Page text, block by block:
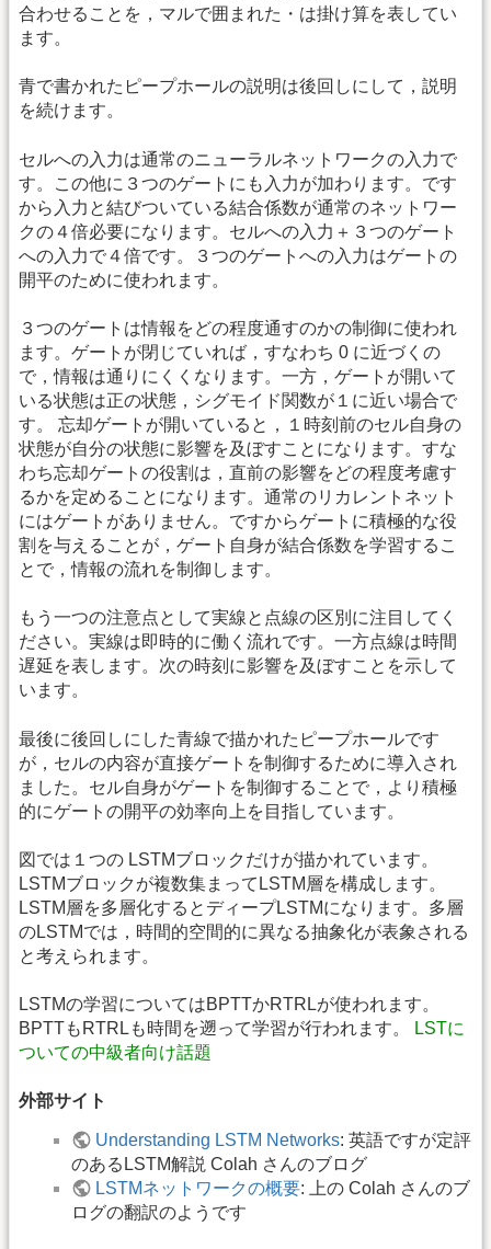
合わせることを，マルで囲まれた・は掛け算を表してい
ます。
青で書かれたピープホールの説明は後回しにして，説明
を続けます。
セルへの入力は通常のニューラルネットワークの入力で
す。この他に３つのゲートにも入力が加わります。です
から入力と結びついている結合係数が通常のネットワー
クの４倍必要になります。セルへの入力＋３つのゲート
への入力で４倍です。３つのゲートへの入力はゲートの
開平のために使われます。
３つのゲートは情報をどの程度通すのかの制御に使われ
ます。ゲートが閉じていれば，すなわち 0 に近づくの
で，情報は通りにくくなります。一方，ゲートが開いて
いる状態は正の状態，シグモイド関数が１に近い場合で
す。 忘却ゲートが開いていると，１時刻前のセル自身の
状態が自分の状態に影響を及ぼすことになります。すな
わち忘却ゲートの役割は，直前の影響をどの程度考慮す
るかを定めることになります。通常のリカレントネット
にはゲートがありません。ですからゲートに積極的な役
割を与えることが，ゲート自身が結合係数を学習するこ
とで，情報の流れを制御します。
もう一つの注意点として実線と点線の区別に注目してく
ださい。実線は即時的に働く流れです。一方点線は時間
遅延を表します。次の時刻に影響を及ぼすことを示して
います。
最後に後回しにした青線で描かれたピープホールです
が，セルの内容が直接ゲートを制御するために導入され
ました。セル自身がゲートを制御することで，より積極
的にゲートの開平の効率向上を目指しています。
図では１つの LSTMブロックだけが描かれています。
LSTMブロックが複数集まってLSTM層を構成します。
LSTM層を多層化するとディープLSTMになります。多層
のLSTMでは，時間的空間的に異なる抽象化が表象される
と考えられます。
LSTMの学習についてはBPTTかRTRLが使われます。
BPTTもRTRLも時間を遡って学習が行われます。
LSTに
ついての中級者向け話題
外部サイト
Understanding LSTM Networks: 英語ですが定評
のあるLSTM解説 Colah さんのブログ
LSTMネットワークの概要: 上の Colah さんのブ
ログの翻訳のようです